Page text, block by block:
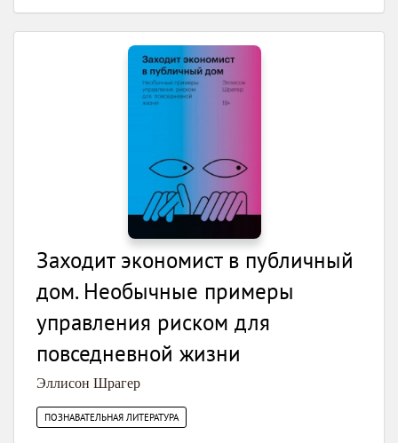
Заходит экономист в публичный
дом. Необычные примеры
управления риском для
повседневной жизни
Эллисон Шрагер
ПОЗНАВАТЕЛЬНАЯ ЛИТЕРАТУРА